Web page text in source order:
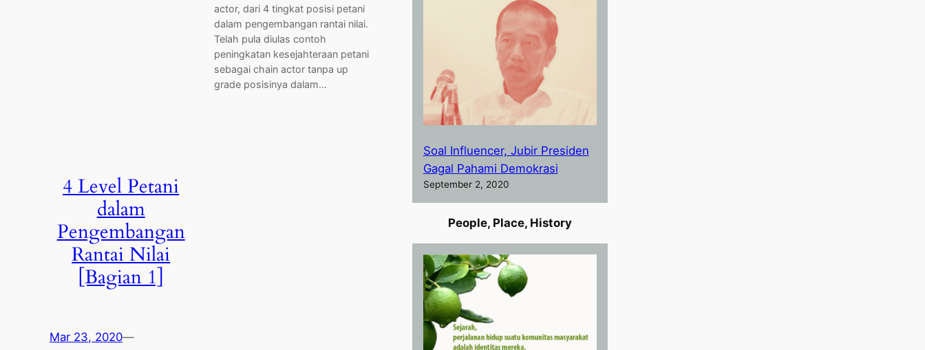
actor, dari 4 tingkat posisi petani
dalam pengembangan rantai nilai.
Telah pula diulas contoh
peningkatan kesejahteraan petani
sebagai chain actor tanpa up
grade posisinya dalam…
4 Level Petani
dalam
Pengembangan
Rantai Nilai
[Bagian 1]
Mar 23, 2020—
Soal Influencer, Jubir Presiden
Gagal Pahami Demokrasi
September 2, 2020
People, Place, History